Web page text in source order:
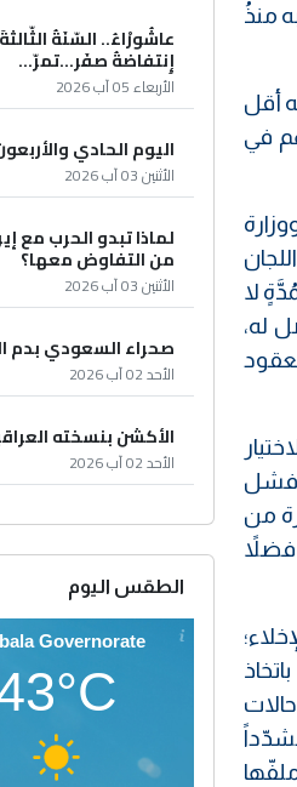
منذُ
أقل
في
لا
له،
رصد حدوث (372) حالة وفاةٍ وفشل
من
(37) أخرى من أصل (11,355) مريضاً، فضلاً
عاشُورْاءُ.. السّنَةُ
إِنتفاضةُ صفَر…تمرّ...
الأربعاء 05 آب 2026
اليوم الحادي
الأثنين 03 آب 2026
لماذا تبدو الحرب مع
من التفاوض معها؟
الأثنين 03 آب 2026
صحراء السعودي بدم
الأحد 02 آب 2026
الأكشن بنسخته
الأحد 02 آب 2026
الطقس اليوم
Governorate